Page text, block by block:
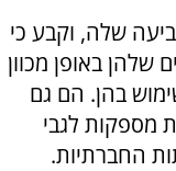
שלה, וקבע כי
שלהן באופן מכוון
בהן. הם גם
מספקות לגבי
החברתיות.